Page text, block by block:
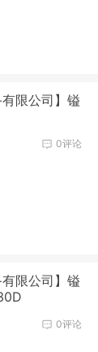
有限公司】镒
0评论
有限公司】镒
0评论